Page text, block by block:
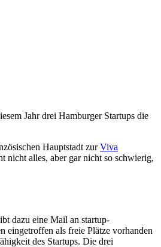
Jahr drei Hamburger Startups die
Hauptstadt zurViva
nicht alles, aber gar nicht so schwierig,
dazu eine Mail an startup-
eingetroffen als freie Plätze vorhanden
des Startups. Die drei